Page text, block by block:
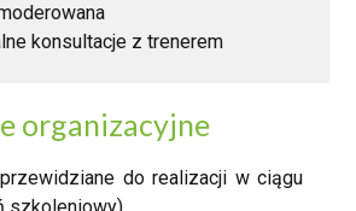
konsultacje z trenerem
organizacyjne
do realizacji w ciągu